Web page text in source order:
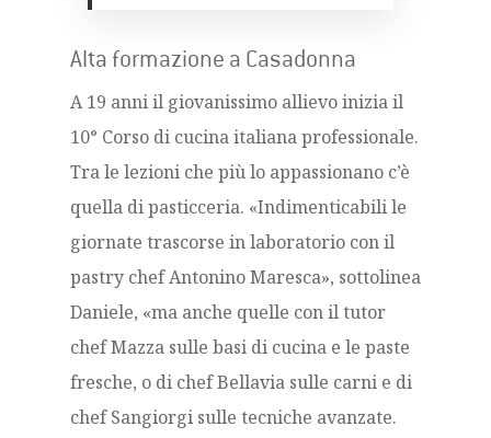
Alta formazione a Casadonna
A 19 anni il giovanissimo allievo inizia il
10° Corso di cucina italiana professionale.
Tra le lezioni che più lo appassionano c’è
quella di pasticceria. «Indimenticabili le
giornate trascorse in laboratorio con il
pastry chef Antonino Maresca», sottolinea
Daniele, «ma anche quelle con il tutor
chef Mazza sulle basi di cucina e le paste
fresche, o di chef Bellavia sulle carni e di
chef Sangiorgi sulle tecniche avanzate.